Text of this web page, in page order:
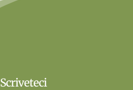
Scriveteci